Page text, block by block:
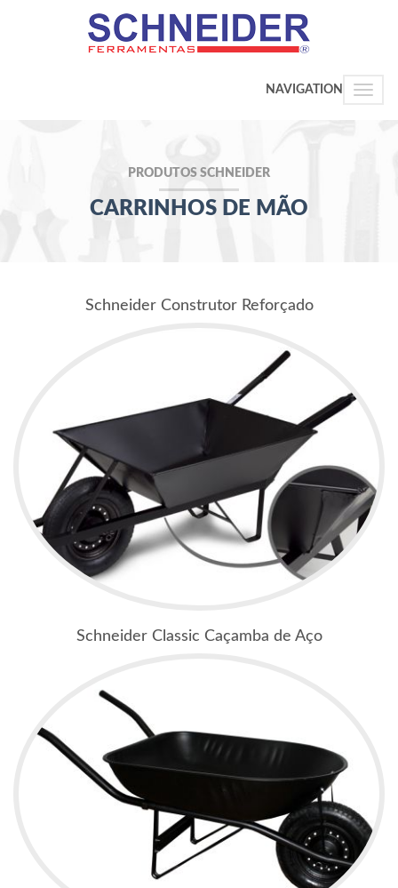
Toggle
NAVIGATION
PRODUTOS SCHNEIDER
CARRINHOS DE MÃO
Schneider Construtor Reforçado
Schneider Classic Caçamba de Aço